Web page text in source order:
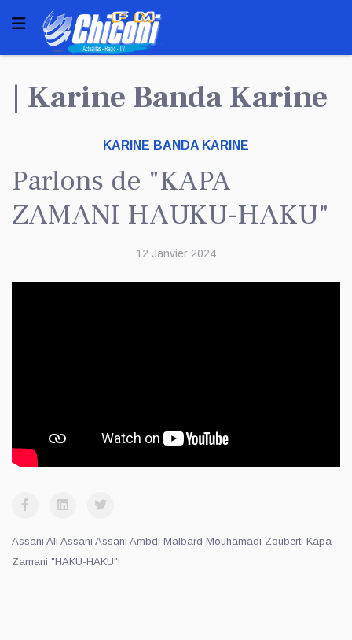
| Karine Banda Karine
KARINE BANDA KARINE
Parlons de "KAPA
ZAMANI HAUKU-HAKU"
12 Janvier 2024
Assani Ali Assani Assani Ambdi Malbard Mouhamadi Zoubert, Kapa
Zamani "HAKU-HAKU"!